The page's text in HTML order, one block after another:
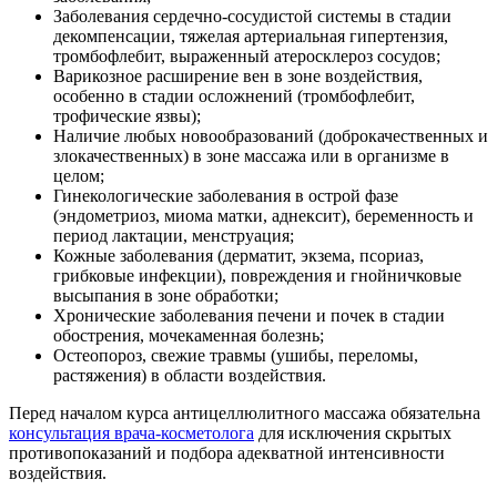
Заболевания сердечно-сосудистой системы в стадии
декомпенсации, тяжелая артериальная гипертензия,
тромбофлебит, выраженный атеросклероз сосудов;
Варикозное расширение вен в зоне воздействия,
особенно в стадии осложнений (тромбофлебит,
трофические язвы);
Наличие любых новообразований (доброкачественных и
злокачественных) в зоне массажа или в организме в
целом;
Гинекологические заболевания в острой фазе
(эндометриоз, миома матки, аднексит), беременность и
период лактации, менструация;
Кожные заболевания (дерматит, экзема, псориаз,
грибковые инфекции), повреждения и гнойничковые
высыпания в зоне обработки;
Хронические заболевания печени и почек в стадии
обострения, мочекаменная болезнь;
Остеопороз, свежие травмы (ушибы, переломы,
растяжения) в области воздействия.
Перед началом курса антицеллюлитного массажа обязательна
консультация врача-косметолога для исключения скрытых
противопоказаний и подбора адекватной интенсивности
воздействия.